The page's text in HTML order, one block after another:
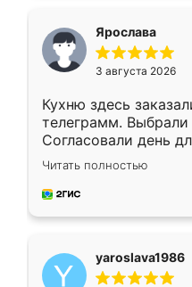
Ярослава
3 августа 2026
Кухню здесь
телеграмм.
Согласовали день
недели кухня была
довольны работой.
мебель за
Читать полностью
yaroslava1986